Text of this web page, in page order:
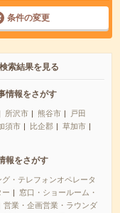
条件の変更
索結果を見る
情報をさがす
所沢市 熊谷市
戸田
須市 比企郡
草加市
報をさがす
・テレフォンオペレータ
ー
窓口・ショールーム・
営業・企画営業・ラウンダ